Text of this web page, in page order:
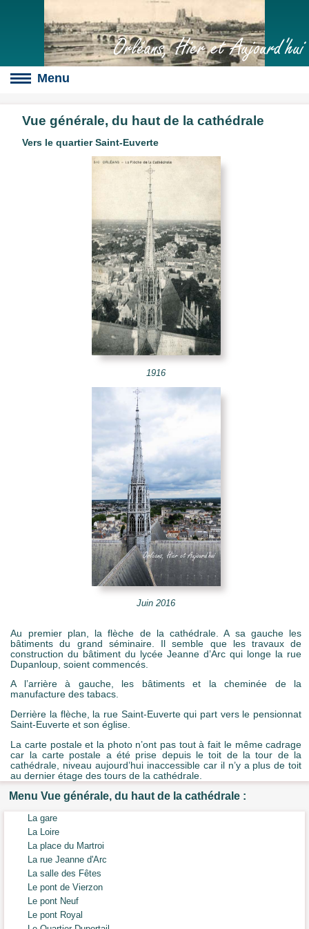
Orléans, Hier et Aujourd'hui
Vue générale, du haut de la cathédrale
Vers le quartier Saint-Euverte
1916
Juin 2016
Au premier plan, la flèche de la cathédrale. A sa gauche les
bâtiments du grand séminaire. Il semble que les travaux de
construction du bâtiment du lycée Jeanne d’Arc qui longe la rue
Dupanloup, soient commencés.
A l’arrière à gauche, les bâtiments et la cheminée de la
manufacture des tabacs.
Derrière la flèche, la rue Saint-Euverte qui part vers le pensionnat
Saint-Euverte et son église.
La carte postale et la photo n’ont pas tout à fait le même cadrage
car la carte postale a été prise depuis le toit de la tour de la
cathédrale, niveau aujourd’hui inaccessible car il n’y a plus de toit
au dernier étage des tours de la cathédrale.
Menu Vue générale, du haut de la cathédrale :
La gare
La Loire
La place du Martroi
La rue Jeanne d'Arc
La salle des Fêtes
Le pont de Vierzon
Le pont Neuf
Le pont Royal